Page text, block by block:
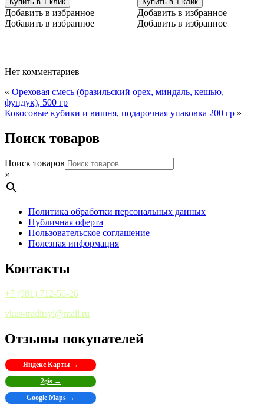
Добавить в избранное
Добавить в избранное
Добавить в избранное
Добавить в избранное
Нет комментариев
« Ореховая смесь (бразильский орех, миндаль, кешью,
фундук), 500 гр
Кокосовые кубики и вишня, подарочная упаковка 200 гр »
Поиск товаров
Поиск товаров
×
Политика обработки персональных данных
Публичная оферта
Пользовательское соглашение
Полезная информация
Контакты
+7 (981) 712-56-26
vkus-traditsyi@mail.ru
Отзывы покупателей
Яндекс Карты →
2gis →
Google Maps →